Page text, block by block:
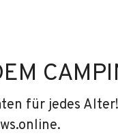
für jedes